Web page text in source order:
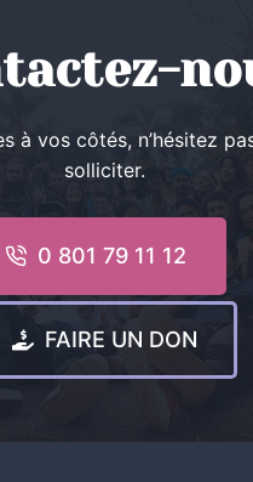
à vos côtés, n’hésitez
solliciter.
0 801 79 11 12
FAIRE UN DON